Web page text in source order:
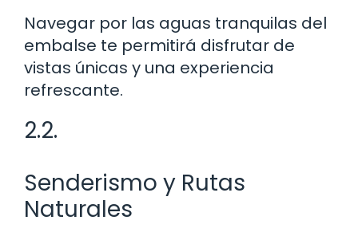
Navegar por las aguas tranquilas del
embalse te permitirá disfrutar de
vistas únicas y una experiencia
refrescante.
2.2.
Senderismo y Rutas
Naturales